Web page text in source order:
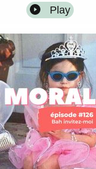
:sur Instagram :
Into The
Play